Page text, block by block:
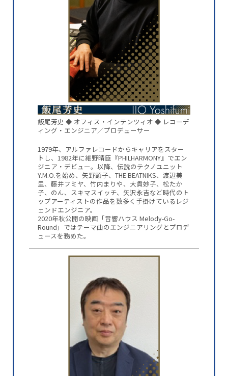
飯尾芳史 ◆ オフィス・インテンツィオ ◆ レコーデ
ィング・エンジニア／プロデューサー
1979年、アルファレコードからキャリアをスター
トし、1982年に細野晴臣『PHILHARMONY』でエン
ジニア・デビュー。以降、伝説のテクノユニット
Y.M.O.を始め、矢野顕子、THE BEATNIKS、渡辺美
里、藤井フミヤ、竹内まりや、大貫妙子、松たか
子、のん、スキマスイッチ、矢沢永吉など時代のト
ップアーティストの作品を数多く手掛けているレジ
ェンドエンジニア。
2020年秋公開の映画「音響ハウス Melody-Go-
Round」ではテーマ曲のエンジニアリングとプロデ
ュースを務めた。